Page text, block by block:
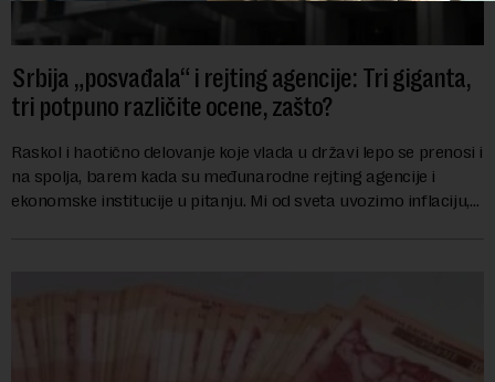
Srbija „posvađala“ i rejting agencije: Tri giganta,
tri potpuno različite ocene, zašto?
Raskol i haotično delovanje koje vlada u državi lepo se prenosi i
na spolja, barem kada su međunarodne rejting agencije i
ekonomske institucije u pitanju. Mi od sveta uvozimo inflaciju,